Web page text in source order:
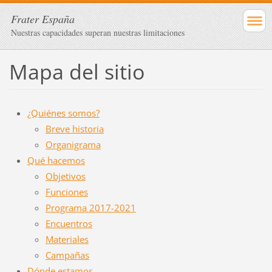
Frater España
Nuestras capacidades superan nuestras limitaciones
Mapa del sitio
¿Quiénes somos?
Breve historia
Organigrama
Qué hacemos
Objetivos
Funciones
Programa 2017-2021
Encuentros
Materiales
Campañas